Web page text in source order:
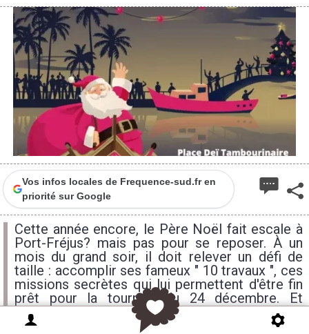
Vos infos locales de Frequence-sud.fr en
priorité sur Google
Cette année encore, le Père Noël fait escale à
Port-Fréjus? mais pas pour se reposer. À un
mois du grand soir, il doit relever un défi de
taille : accomplir ses fameux " 10 travaux ", ces
missions secrètes qui lui permettent d'être fin
prêt pour la tournée du 24 décembre. Et
devinez quoi ? Il a besoin d'aide !